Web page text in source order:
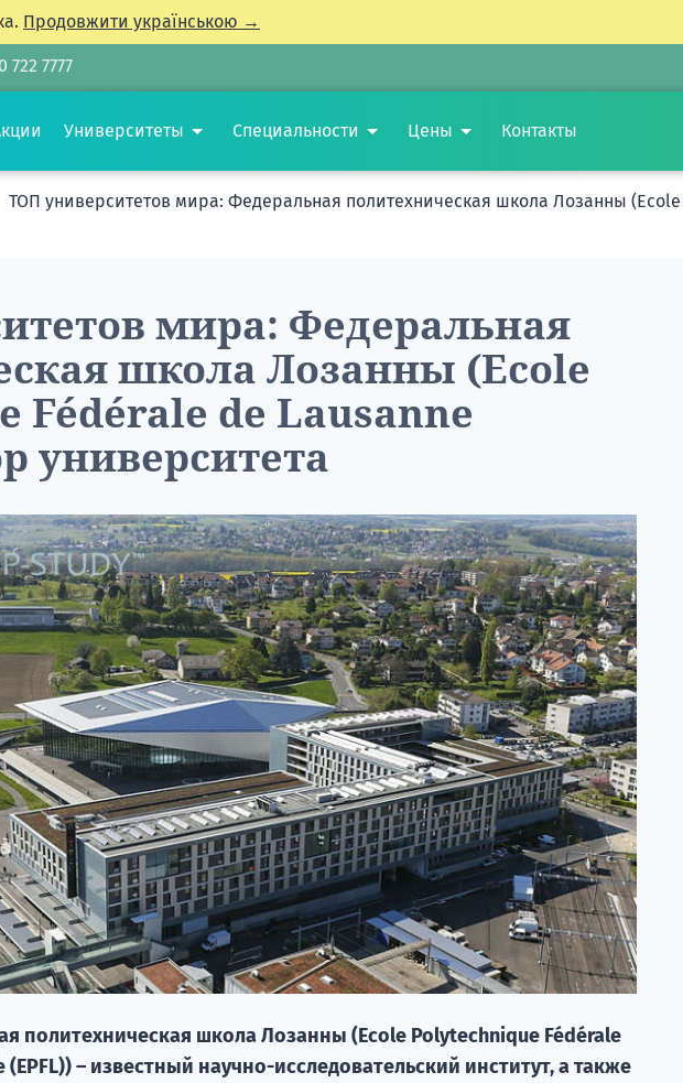
Продовжити українською →
722 7777
Университеты Специальности Цены Контакты
ТОП университетов мира: Федеральная политехническая школа Лозанны
мира: Федеральная
школа Лозанны (Ecole
Fédérale de Lausanne
университета
политехническая школа Лозанны (Ecole Polytechnique Fédérale
(EPFL)) – известный научно-исследовательский институт, а также